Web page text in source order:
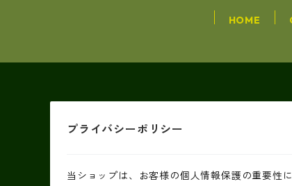
HOME
プライバシーポリシー
当ショップは、お客様の個人情報保護の重要性